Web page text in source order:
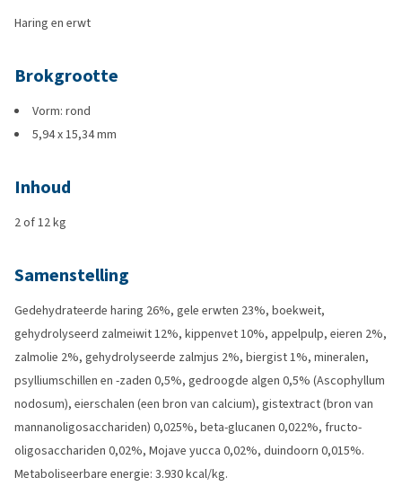
Haring en erwt
Brokgrootte
Vorm: rond
5,94 x 15,34 mm
Inhoud
2 of 12 kg
Samenstelling
Gedehydrateerde haring 26%, gele erwten 23%, boekweit,
gehydrolyseerd zalmeiwit 12%, kippenvet 10%, appelpulp, eieren 2%,
zalmolie 2%, gehydrolyseerde zalmjus 2%, biergist 1%, mineralen,
psylliumschillen en -zaden 0,5%, gedroogde algen 0,5% (Ascophyllum
nodosum), eierschalen (een bron van calcium), gistextract (bron van
mannanoligosacchariden) 0,025%, beta-glucanen 0,022%, fructo-
oligosacchariden 0,02%, Mojave yucca 0,02%, duindoorn 0,015%.
Metaboliseerbare energie: 3.930 kcal/kg.